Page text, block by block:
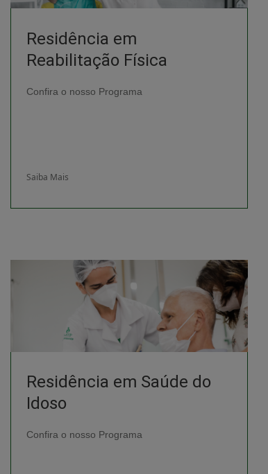
Residência em
Reabilitação Física
Confira o nosso Programa
Saiba Mais
Residência em Saúde do
Idoso
Confira o nosso Programa